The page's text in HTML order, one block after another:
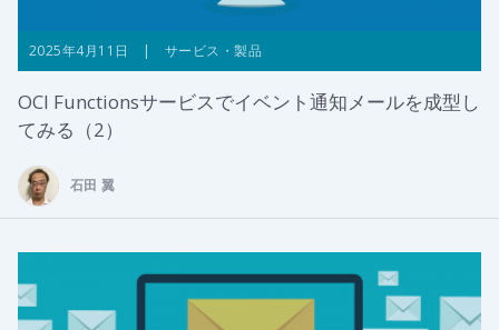
2025年4月11日 | サービス・製品
OCI Functionsサービスでイベント通知メールを成型し
てみる（2）
石田 翼